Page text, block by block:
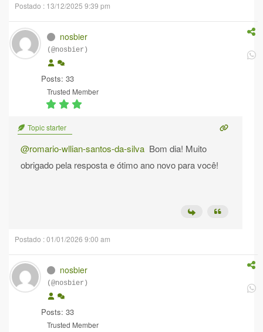
Postado : 13/12/2025 9:39 pm
nosbier
(@nosbier)
Posts: 33
Trusted Member
Topic starter
@romario-wllian-santos-da-silva Bom dia! Muito
obrigado pela resposta e ótimo ano novo para você!
Postado : 01/01/2026 9:00 am
nosbier
(@nosbier)
Posts: 33
Trusted Member